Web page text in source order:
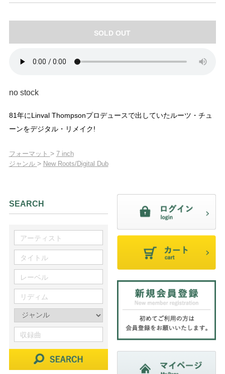
SOLD OUT
no stock
81年にLinval Thompsonプロデュースで出していたルーツ・チュ
ーンをデジタル・リメイク!
フォーマット > 7 inch
ジャンル > New Roots/Digital Dub
SEARCH